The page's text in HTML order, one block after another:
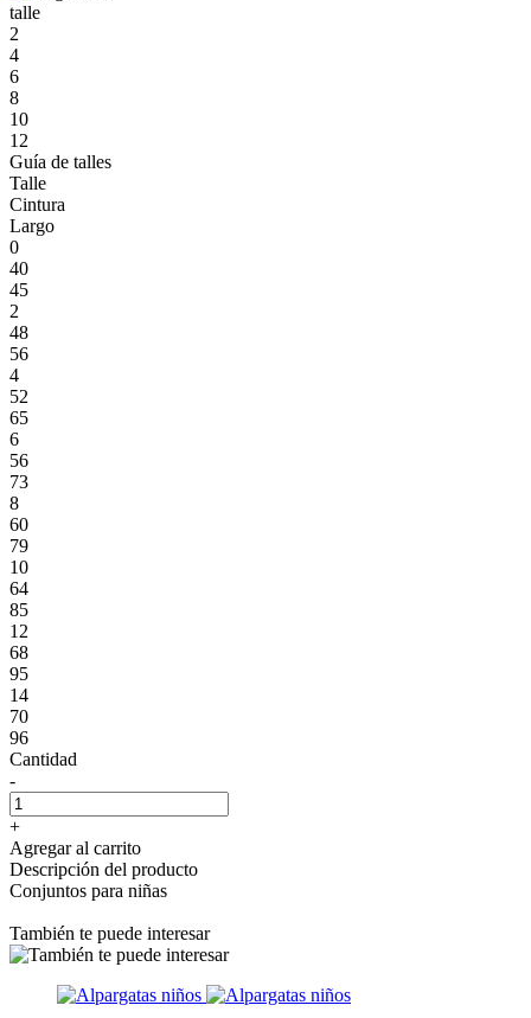
talle
2
4
6
8
10
12
Guía de talles
Talle
Cintura
Largo
0
40
45
2
48
56
4
52
65
6
56
73
8
60
79
10
64
85
12
68
95
14
70
96
Cantidad
-
+
Agregar al carrito
Descripción del producto
Conjuntos para niñas
También te puede interesar